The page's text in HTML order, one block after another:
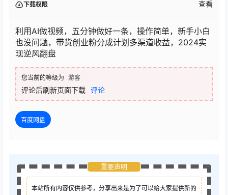
下载权限 查看
利用AI做视频，五分钟做好一条，操作简单，新手小白
也没问题，带货创业粉分成计划多渠道收益，2024实
现逆风翻盘
您当前的等级为 游客
评论后刷新页面下载 评论
百度网盘
重要声明
本站所有内容仅供参考，分享出来是为了可以给大家提供新的